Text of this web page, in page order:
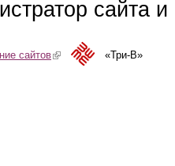
сайта
сайтов(link is external)«Три-В»